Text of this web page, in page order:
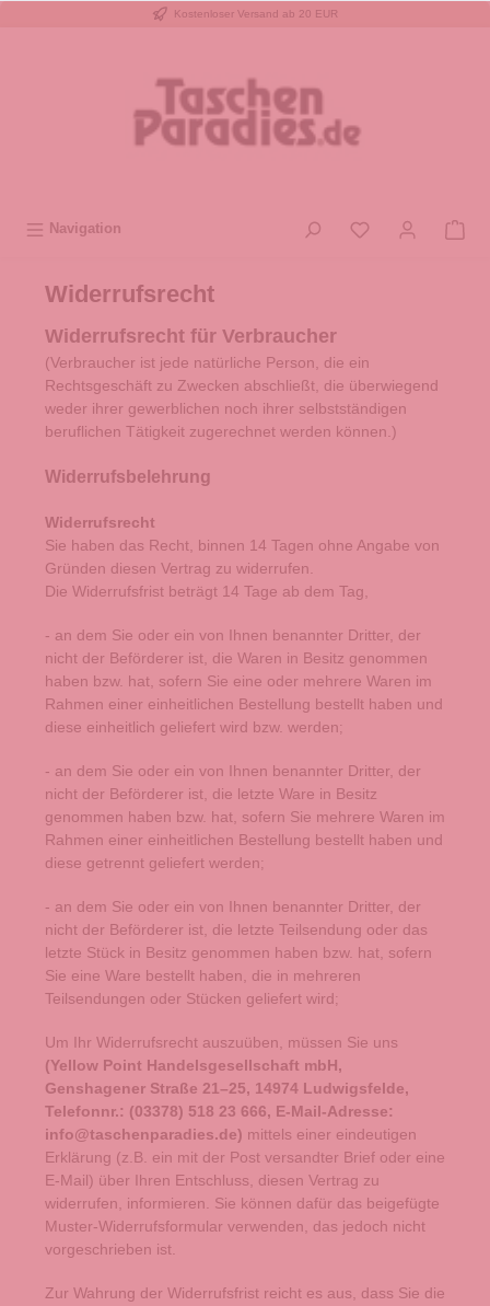
Kostenloser Versand ab 20 EUR
Navigation
Widerrufsrecht
Widerrufsrecht für Verbraucher
(Verbraucher ist jede natürliche Person, die ein
Rechtsgeschäft zu Zwecken abschließt, die überwiegend
weder ihrer gewerblichen noch ihrer selbstständigen
beruflichen Tätigkeit zugerechnet werden können.)
Widerrufsbelehrung
Widerrufsrecht
Sie haben das Recht, binnen 14 Tagen ohne Angabe von
Gründen diesen Vertrag zu widerrufen.
Die Widerrufsfrist beträgt 14 Tage ab dem Tag,
- an dem Sie oder ein von Ihnen benannter Dritter, der
nicht der Beförderer ist, die Waren in Besitz genommen
haben bzw. hat, sofern Sie eine oder mehrere Waren im
Rahmen einer einheitlichen Bestellung bestellt haben und
diese einheitlich geliefert wird bzw. werden;
- an dem Sie oder ein von Ihnen benannter Dritter, der
nicht der Beförderer ist, die letzte Ware in Besitz
genommen haben bzw. hat, sofern Sie mehrere Waren im
Rahmen einer einheitlichen Bestellung bestellt haben und
diese getrennt geliefert werden;
- an dem Sie oder ein von Ihnen benannter Dritter, der
nicht der Beförderer ist, die letzte Teilsendung oder das
letzte Stück in Besitz genommen haben bzw. hat, sofern
Sie eine Ware bestellt haben, die in mehreren
Teilsendungen oder Stücken geliefert wird;
Um Ihr Widerrufsrecht auszuüben, müssen Sie uns
(Yellow Point Handelsgesellschaft mbH,
Genshagener Straße 21–25, 14974 Ludwigsfelde,
Telefonnr.: (03378) 518 23 666, E-Mail-Adresse:
info@taschenparadies.de) mittels einer eindeutigen
Erklärung (z.B. ein mit der Post versandter Brief oder eine
E-Mail) über Ihren Entschluss, diesen Vertrag zu
widerrufen, informieren. Sie können dafür das beigefügte
Muster-Widerrufsformular verwenden, das jedoch nicht
vorgeschrieben ist.
Zur Wahrung der Widerrufsfrist reicht es aus, dass Sie die